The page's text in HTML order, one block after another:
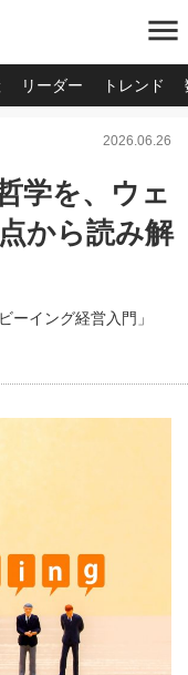
menu
リーダー トレンド
2026.06.26
学を、ウェ
から読み解
ーイング経営入門」